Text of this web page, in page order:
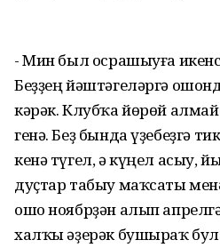
- Мин был осрашыуға
Беҙҙең йәштәгеләргә
кәрәк. Клубҡа йөрөй
генә. Беҙ бында үҙебеҙгә
кенә түгел, ә күңел асыу,
дуҫтар табыу маҡсаты
ошо ноябрҙән алып
халҡы әҙерәк бушыраҡ